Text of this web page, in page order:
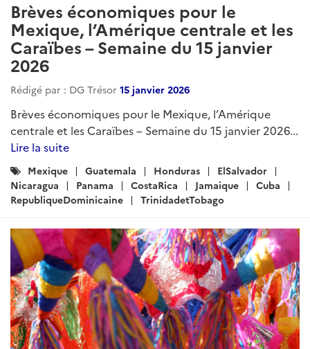
Brèves économiques pour le
Mexique, l’Amérique centrale et les
Caraïbes – Semaine du 15 janvier
2026
Rédigé par : DG Trésor 15 janvier 2026
Brèves économiques pour le Mexique, l’Amérique
centrale et les Caraïbes – Semaine du 15 janvier 2026...
Lire la suite
Catégories
:
Mexique Guatemala Honduras
ElSalvador
Nicaragua
Panama CostaRica Jamaique
Cuba
RepubliqueDominicaine
TrinidadetTobago